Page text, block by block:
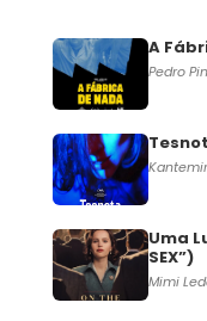
A
Pedro
Uma
SEX”)
Mimi